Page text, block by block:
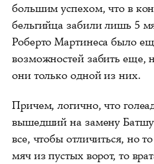
большим успехом, что в
бельгийца забили лишь 5
Роберто Мартинеса было
возможностей забить еще,
они только одной из них.
Причем, логично, что
вышедший на замену
все, чтобы отличиться, но
мяч из пустых ворот, то